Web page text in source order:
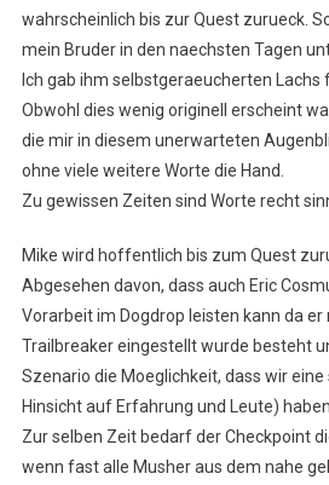
wahrscheinlich bis zur Quest zurueck.
mein Bruder in den naechsten Tagen
Ich gab ihm selbstgeraeucherten Lachs
Obwohl dies wenig originell erscheint
die mir in diesem unerwarteten
ohne viele weitere Worte die Hand.
Zu gewissen Zeiten sind Worte recht
Mike wird hoffentlich bis zum Quest
Abgesehen davon, dass auch Eric
Vorarbeit im Dogdrop leisten kann da er
Trailbreaker eingestellt wurde besteht
Szenario die Moeglichkeit, dass wir
Hinsicht auf Erfahrung und Leute)
Zur selben Zeit bedarf der Checkpoint
wenn fast alle Musher aus dem nahe